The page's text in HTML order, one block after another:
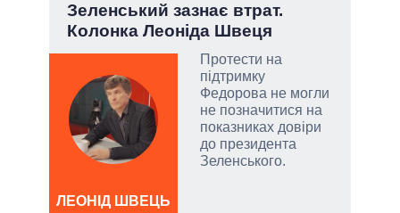
Зеленський зазнає втрат.
Колонка Леоніда Швеця
Протести на
підтримку
Федорова не могли
не позначитися на
показниках довіри
до президента
Зеленського.
ЛЕОНІД ШВЕЦЬ